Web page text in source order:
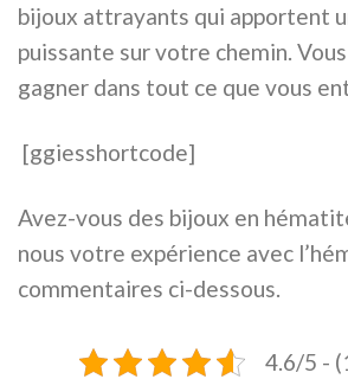
bijoux attrayants qui apportent
puissante sur votre chemin.
gagner dans tout ce que vous
[ggiesshortcode]
Avez-vous des bijoux en
nous votre expérience avec
commentaires ci-dessous.
4.6/5 -